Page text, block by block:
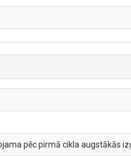
pēc pirmā cikla augstākās